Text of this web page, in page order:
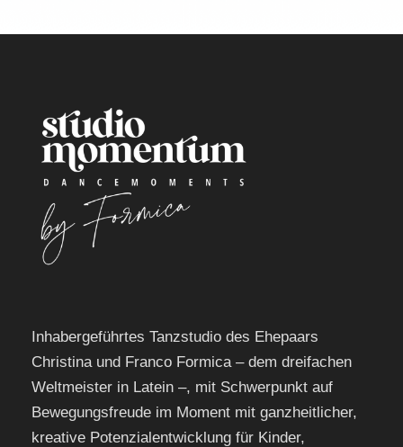
Inhabergeführtes Tanzstudio des Ehepaars
Christina und Franco Formica – dem dreifachen
Weltmeister in Latein –, mit Schwerpunkt auf
Bewegungsfreude im Moment mit ganzheitlicher,
kreative Potenzialentwicklung für Kinder,